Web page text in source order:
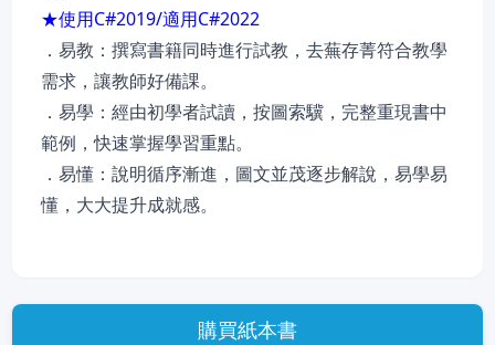
★使用C#2019/適用C#2022
．易教：撰寫書籍同時進行試教，去蕪存菁符合教學
需求，讓教師好備課。
．易學：經由初學者試讀，按圖索驥，完整重現書中
範例，快速掌握學習重點。
．易懂：說明循序漸進，圖文並茂逐步解說，易學易
懂，大大提升成就感。
購買紙本書